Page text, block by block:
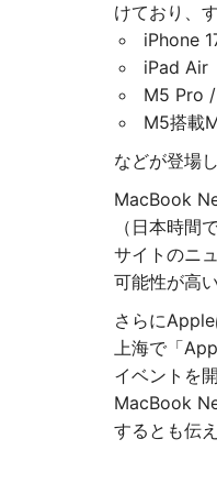
けており、
iPhone
iPad Air
M5 Pro
M5搭載
などが登場
MacBook
（日本時間
サイトのニ
可能性が高
さらにApple
上海で「
イベントを
MacBook
するとも伝